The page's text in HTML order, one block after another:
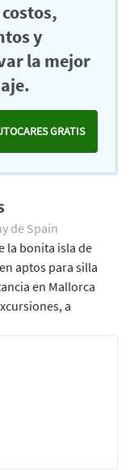
y
la mejor
GRATIS
de Spain
la bonita isla de
aptos para silla
en Mallorca
a